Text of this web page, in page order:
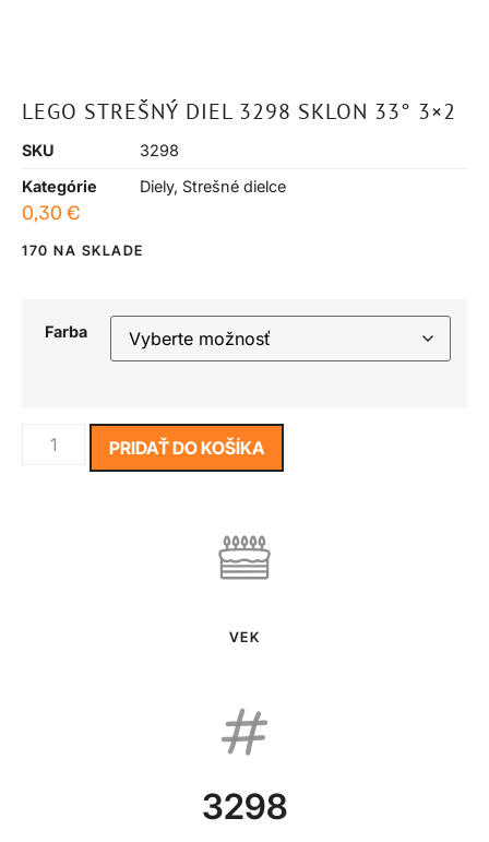
LEGO STREŠNÝ DIEL 3298 SKLON 33° 3×2
SKU
3298
Kategórie
Diely, Strešné dielce
0,30 €
170 NA SKLADE
Farba
PRIDAŤ DO KOŠÍKA
VEK
3298